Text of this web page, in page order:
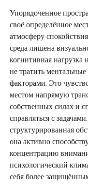
Упорядоченное
своё определённое
атмосферу
среда лишена
когнитивная нагрузка
не тратить
факторами. Это
местом напрямую
собственных силах и
справляться с
структурированная
она активно
концентрацию
психологический
себя более